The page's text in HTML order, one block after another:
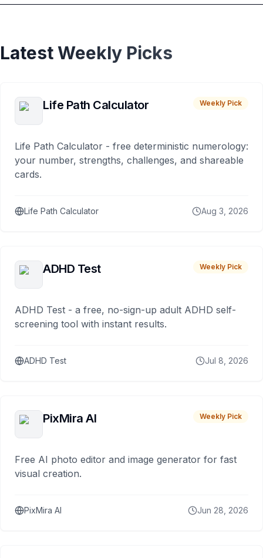
Latest Weekly Picks
Life Path Calculator Weekly Pick
Life Path Calculator - free deterministic numerology:
your number, strengths, challenges, and shareable
cards.
Life Path Calculator Aug 3, 2026
ADHD Test Weekly Pick
ADHD Test - a free, no-sign-up adult ADHD self-
screening tool with instant results.
ADHD Test Jul 8, 2026
PixMira AI Weekly Pick
Free AI photo editor and image generator for fast
visual creation.
PixMira AI Jun 28, 2026